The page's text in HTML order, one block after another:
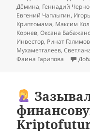
Дёмина, Геннадий
Евгений Чаплыгин,
Криптомама, Максим
Корнев,Оксана
Инвестор, Ринат Галимов
Мухаметгалеев,
Фаина Гарипова